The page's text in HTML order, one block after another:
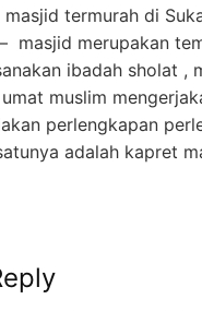
termurah di
masjid merupakan
ibadah sholat ,
muslim
perlengkapan
adalah kapret